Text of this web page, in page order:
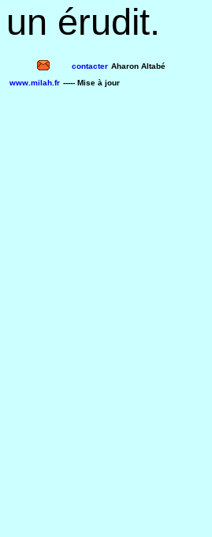
un érudit.
contacter Aharon Altabé
www.milah.fr ----- Mise à jour